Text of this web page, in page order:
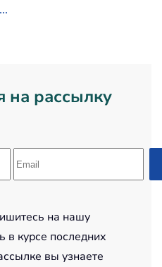
на рассылку
на нашу
в курсе последних
вы узнаете